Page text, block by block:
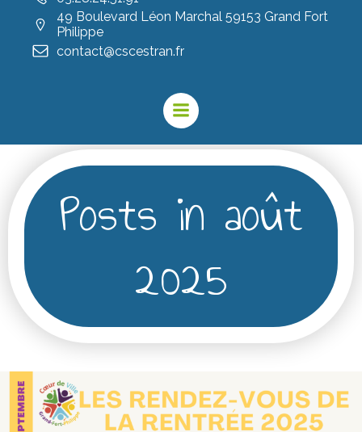
49 Boulevard Léon Marchal 59153 Grand Fort
Philippe
contact@cscestran.fr
Posts in août
2025